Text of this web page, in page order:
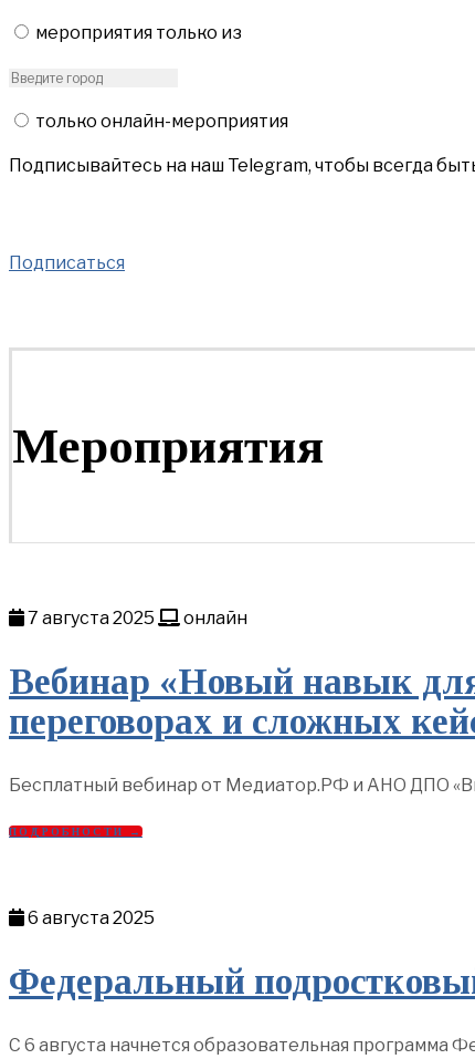
мероприятия только из
только онлайн-мероприятия
Подписывайтесь на наш Telegram, чтобы всегда
Подписаться
Мероприятия
7 августа 2025 онлайн
Вебинар «Новый навык
переговорах и сложных
Бесплатный вебинар от Медиатор.РФ и АНО ДПО
ПОДРОБНОСТИ →
6 августа 2025
Федеральный
С 6 августа начнется образовательная программа